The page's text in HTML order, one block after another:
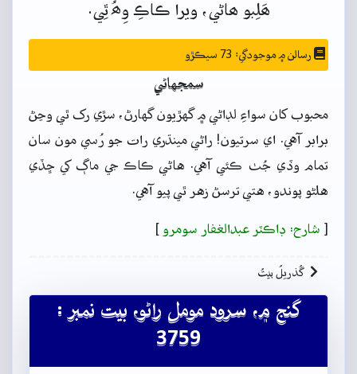
ھَلِبو ھاڻي، ويرا ڪاڪِ وِھُ ٿِي.
رسالن ۾ موجودگي: 73 سيڪڙو
سمجهاڻي
محبوب کان سواءِ لڊاڻي ۾ گهڙيون گهارڻ، سڙي رک ٿي وڃڻ
برابر آهي. اي سرتيون! راڻي مينڌري رات جو رُسي مون سان
تمام وڏي جُٺ ڪئي آهي. هاڻي ڪاڪ جي ماڳ کي ڇڏي
هلڻو پوندو، هتي ترسڻ زهر ٿي پيو آهي.
[ شارح: ڊاڪٽر عبدالغفار سومرو ]
گُذريلُ بيتُ
گنج ۾، سرود مومل راڻو، بيت نمبر :
3759